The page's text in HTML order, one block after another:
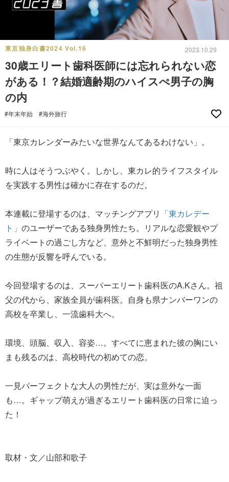
東京独身白書2024 Vol.16 2023.10.29
30歳エリート歯科医師には忘れられない恋
がある！？結婚適齢期のハイスぺ男子の胸
の内
#年末年始 #海外旅行
「東京カレンダーみたいな世界なんてあるわけない」。
時に人はそうつぶやく。しかし、東カレ的ライフスタイル
を実践する男性は確かに存在するのだ。
本連載に登場するのは、マッチングアプリ 「東カレデー
ト」 のユーザーである独身男性たち。リアルな恋愛観やプ
ライベートの過ごし方など、意外と不鮮明だった独身男性
の生態が反響を呼んでいる。
今回登場するのは、スーパーエリート歯科医のA.Kさん。祖
父の代から、家族全員が歯科医。自身も県ナンバーワンの
高校を卒業し、一流歯科大へ。
環境、頭脳、収入、容姿…。すべてに恵まれた彼の胸にい
まも残るのは、高校時代の初めての恋。
一見パーフェクトな大人の男性だが、実は意外な一面
も…。ギャップ萌えが過ぎるエリート歯科医の日常に迫っ
た！
取材・文／山部和歌子